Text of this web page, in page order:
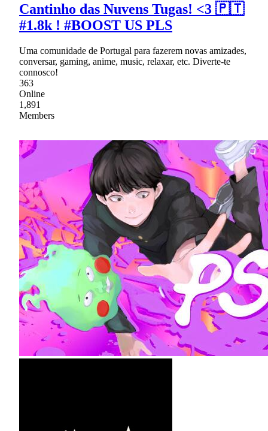
Cantinho das Nuvens Tugas! <3 🇵🇹
#1.8k ! #BOOST US PLS
Uma comunidade de Portugal para fazerem novas amizades,
conversar, gaming, anime, music, relaxar, etc. Diverte-te
connosco!
363
Online
1,891
Members